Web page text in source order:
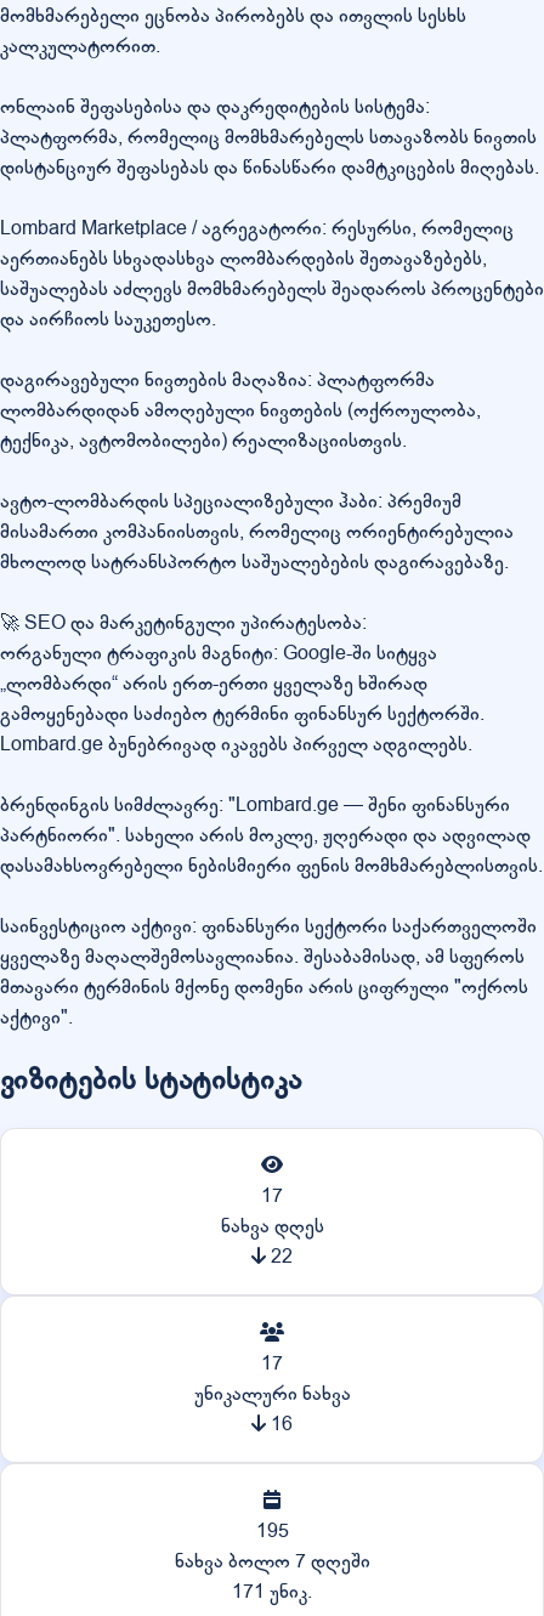
მომხმარებელი ეცნობა პირობებს და ითვლის სესხს
კალკულატორით.
ონლაინ შეფასებისა და დაკრედიტების სისტემა:
პლატფორმა, რომელიც მომხმარებელს სთავაზობს ნივთის
დისტანციურ შეფასებას და წინასწარი დამტკიცების მიღებას.
Lombard Marketplace / აგრეგატორი: რესურსი, რომელიც
აერთიანებს სხვადასხვა ლომბარდების შეთავაზებებს,
საშუალებას აძლევს მომხმარებელს შეადაროს პროცენტები
და აირჩიოს საუკეთესო.
დაგირავებული ნივთების მაღაზია: პლატფორმა
ლომბარდიდან ამოღებული ნივთების (ოქროულობა,
ტექნიკა, ავტომობილები) რეალიზაციისთვის.
ავტო-ლომბარდის სპეციალიზებული ჰაბი: პრემიუმ
მისამართი კომპანიისთვის, რომელიც ორიენტირებულია
მხოლოდ სატრანსპორტო საშუალებების დაგირავებაზე.
🚀 SEO და მარკეტინგული უპირატესობა:
ორგანული ტრაფიკის მაგნიტი: Google-ში სიტყვა
„ლომბარდი“ არის ერთ-ერთი ყველაზე ხშირად
გამოყენებადი საძიებო ტერმინი ფინანსურ სექტორში.
Lombard.ge ბუნებრივად იკავებს პირველ ადგილებს.
ბრენდინგის სიმძლავრე: "Lombard.ge — შენი ფინანსური
პარტნიორი". სახელი არის მოკლე, ჟღერადი და ადვილად
დასამახსოვრებელი ნებისმიერი ფენის მომხმარებლისთვის.
საინვესტიციო აქტივი: ფინანსური სექტორი საქართველოში
ყველაზე მაღალშემოსავლიანია. შესაბამისად, ამ სფეროს
მთავარი ტერმინის მქონე დომენი არის ციფრული "ოქროს
აქტივი".
ვიზიტების სტატისტიკა
17
ნახვა დღეს
22
17
უნიკალური ნახვა
16
195
ნახვა ბოლო 7 დღეში
171 უნიკ.